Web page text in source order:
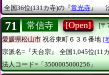
全国36位(131カ寺)の『常光寺』
71 常信寺 [Open]
[〒
愛媛県松山市 祝谷東町６３６番地 [
宗派名=『天台宗』
全国1,045位(11
法人コード=「3500005000256」